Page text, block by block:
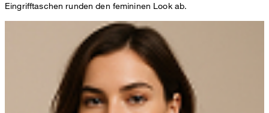
Eingrifftaschen runden den femininen Look ab.